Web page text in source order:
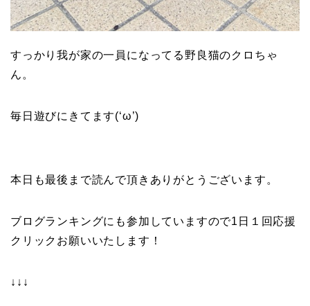
すっかり我が家の一員になってる野良猫のクロちゃ
ん。
毎日遊びにきてます(‘ω’)
本日も最後まで読んで頂きありがとうございます。
ブログランキングにも参加していますので1日１回応援
クリックお願いいたします！
↓↓↓